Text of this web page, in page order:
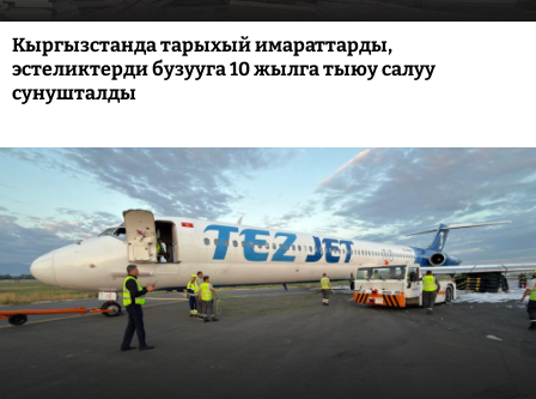
Кыргызстанда тарыхый имараттарды,
эстеликтерди бузууга 10 жылга тыюу салуу
сунушталды